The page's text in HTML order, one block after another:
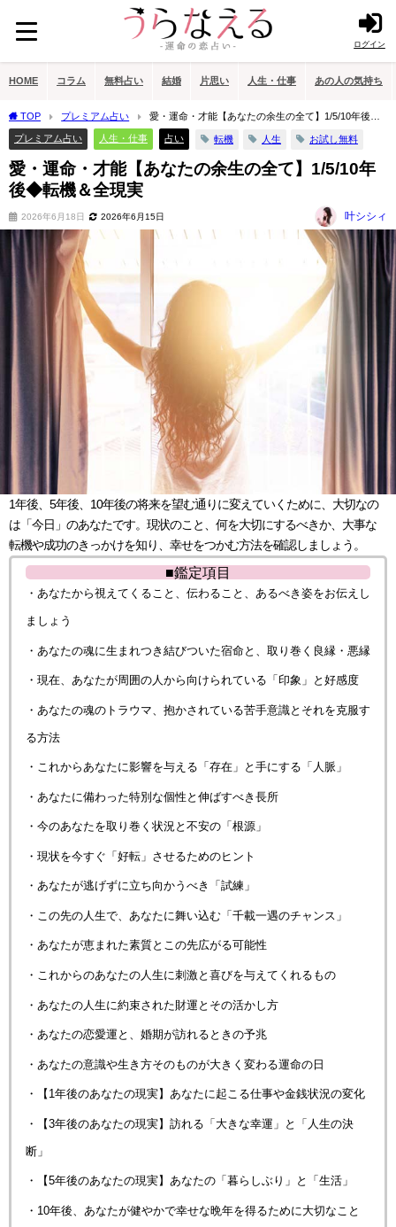
ログイン
HOME コラム 無料占い 結婚 片思い 人生・仕事 あの人の気持ち
TOP プレミアム占い
愛・運命・才能【あなたの余生の全て】1/5/10年後◆
転機＆全現実
プレミアム占い 人生・仕事 占い 転機 人生 お試し無料
愛・運命・才能【あなたの余生の全て】1/5/10年
後◆転機＆全現実
2026年6月18日 2026年6月15日 叶シシィ
1年後、5年後、10年後の将来を望む通りに変えていくために、大切なの
は「今日」のあなたです。現状のこと、何を大切にするべきか、大事な
転機や成功のきっかけを知り、幸せをつかむ方法を確認しましょう。
■鑑定項目
・あなたから視えてくること、伝わること、あるべき姿をお伝えし
ましょう
・あなたの魂に生まれつき結びついた宿命と、取り巻く良縁・悪縁
・現在、あなたが周囲の人から向けられている「印象」と好感度
・あなたの魂のトラウマ、抱かされている苦手意識とそれを克服す
る方法
・これからあなたに影響を与える「存在」と手にする「人脈」
・あなたに備わった特別な個性と伸ばすべき長所
・今のあなたを取り巻く状況と不安の「根源」
・現状を今すぐ「好転」させるためのヒント
・あなたが逃げずに立ち向かうべき「試練」
・この先の人生で、あなたに舞い込む「千載一遇のチャンス」
・あなたが恵まれた素質とこの先広がる可能性
・これからのあなたの人生に刺激と喜びを与えてくれるもの
・あなたの人生に約束された財運とその活かし方
・あなたの恋愛運と、婚期が訪れるときの予兆
・あなたの意識や生き方そのものが大きく変わる運命の日
・【1年後のあなたの現実】あなたに起こる仕事や金銭状況の変化
・【3年後のあなたの現実】訪れる「大きな幸運」と「人生の決
断」
・【5年後のあなたの現実】あなたの「暮らしぶり」と「生活」
・10年後、あなたが健やかで幸せな晩年を得るために大切なこと